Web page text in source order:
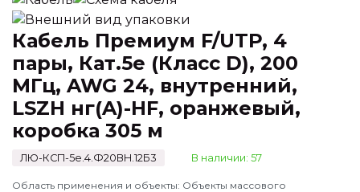
Кабель Премиум F/UTP, 4
пары, Кат.5e (Класс D), 200
МГц, AWG 24, внутренний,
LSZH нг(A)-HF, оранжевый,
коробка 305 м
ЛЮ-КСП-5e.4.Ф20ВН.12Б3 В наличии: 57
Область применения и объекты: Объекты массового